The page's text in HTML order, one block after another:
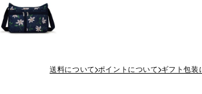
送料について ポイントについて ギフト包装